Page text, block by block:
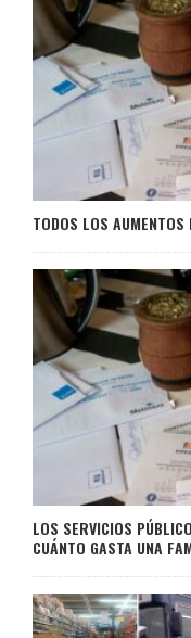
TODOS LOS AUMENTOS
LOS SERVICIOS
CUÁNTO GASTA UNA